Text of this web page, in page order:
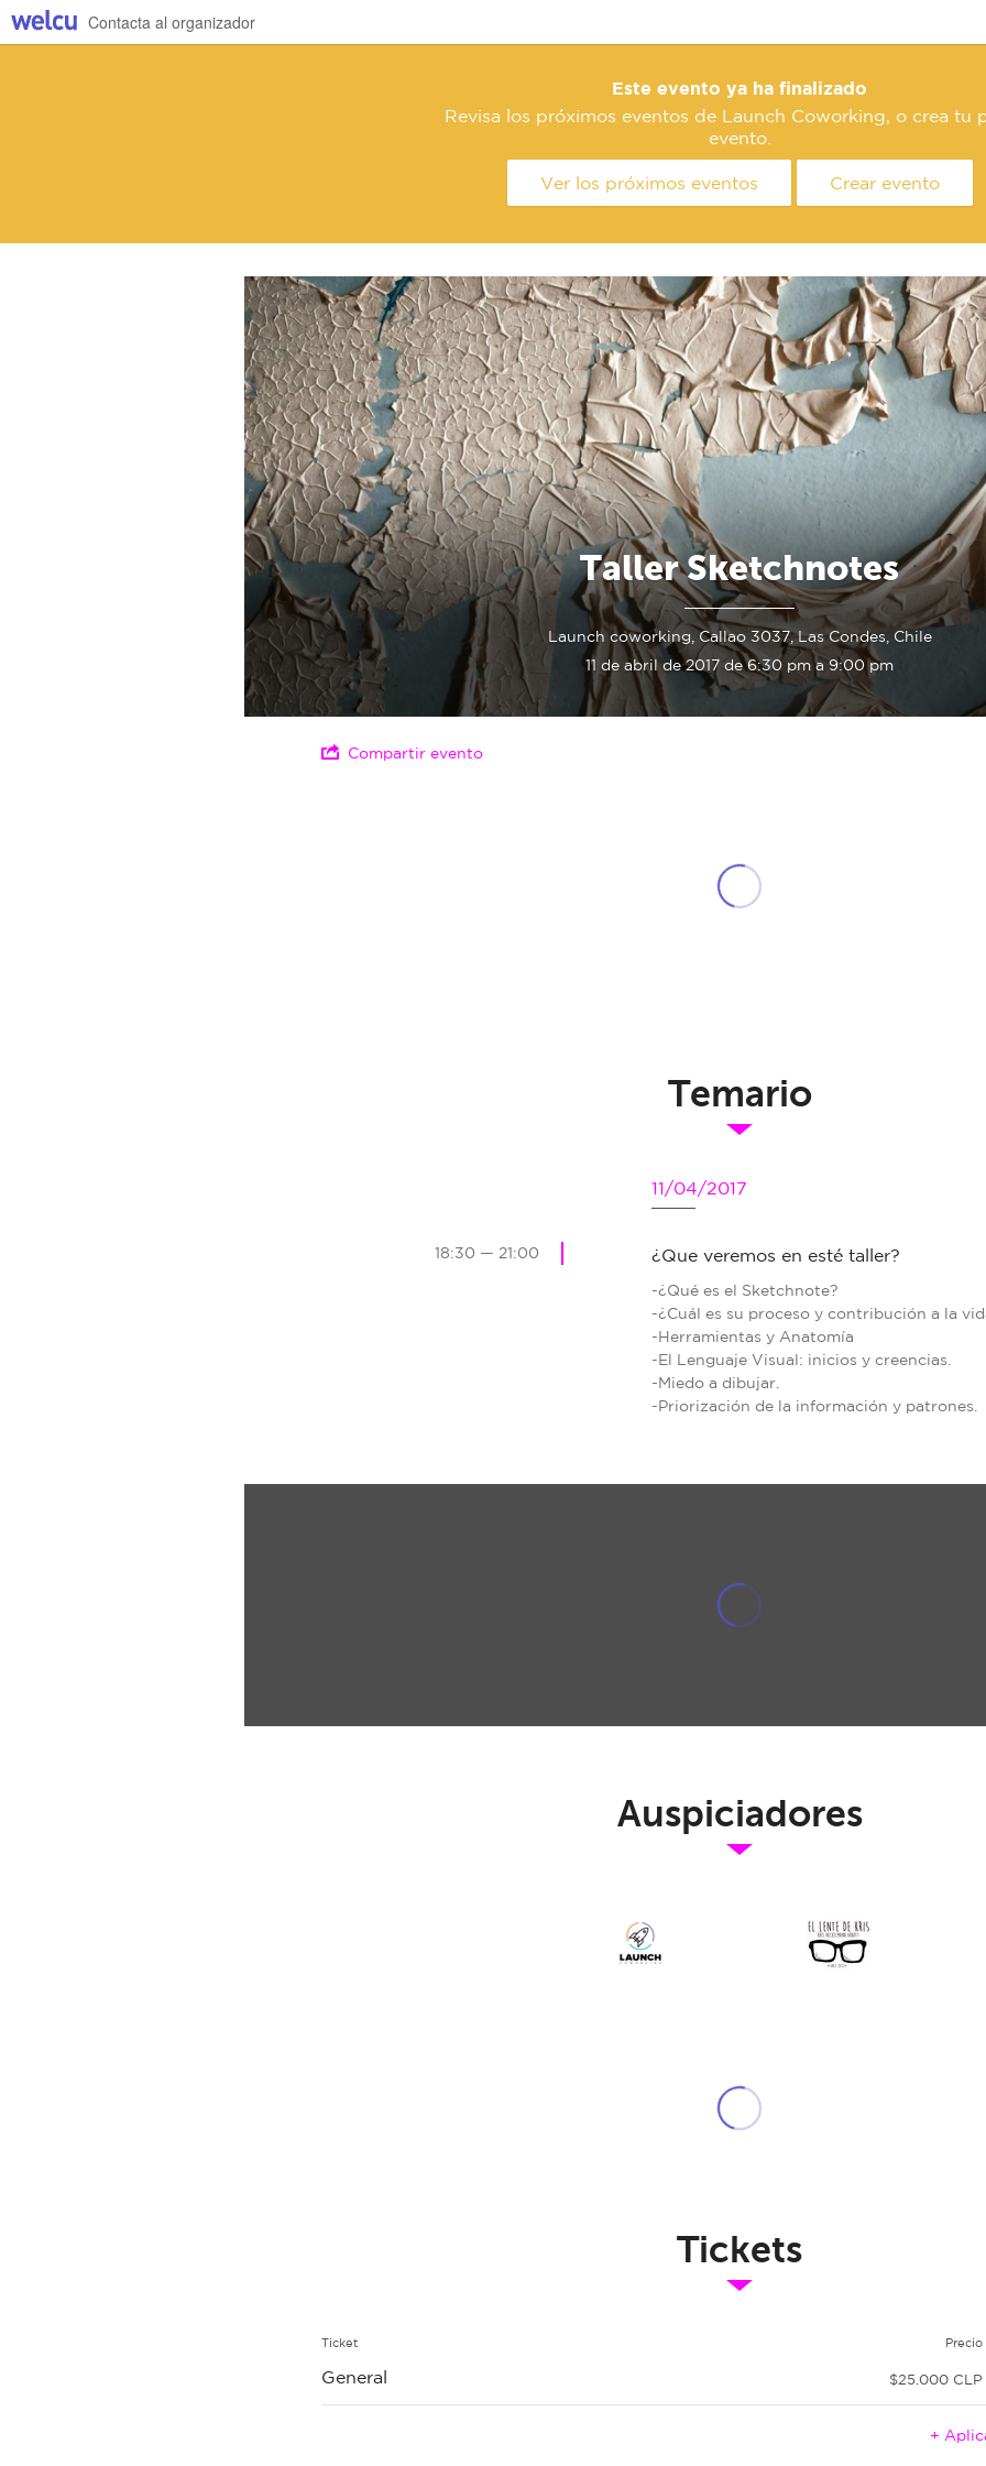
Contacta al organizador
Este evento ya ha finalizado
Revisa los próximos eventos de Launch Coworking, o crea tu
evento.
Ver los próximos eventos Crear evento
Taller Sketchnotes
Launch coworking, Callao 3037, Las Condes, Chile
11 de abril de 2017 de 6:30 pm a 9:00 pm
Compartir evento
Temario
11/04/2017
18:30 — 21:00 ¿Que veremos en esté taller?
-¿Qué es el Sketchnote?
-¿Cuál es su proceso y contribución a la
-Herramientas y Anatomía
-El Lenguaje Visual: inicios y creencias.
-Miedo a dibujar.
-Priorización de la información y patrones.
Auspiciadores
Tickets
Ticket Precio
General $25.000 CLP
+